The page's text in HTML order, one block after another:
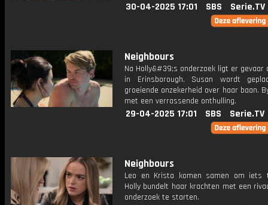
30-04-2025 17:01 SBS Serie.TV
Neighbours
Na Holly&#39;s onderzoek ligt er gevaar
in Erinsborough. Susan wordt
groeiende onzekerheid over haar baan.
met een verrassende onthulling.
29-04-2025 17:01 SBS Serie.TV
Neighbours
Leo en Krista komen samen om iets
Holly bundelt haar krachten met een
​​onderzoek te starten.